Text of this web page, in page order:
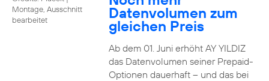
Montage, Ausschnitt
bearbeitet
Datenvolumen zum
gleichen Preis
Ab dem 01. Juni erhöht AY YILDIZ
das Datenvolumen seiner Prepaid-
Optionen dauerhaft – und das bei